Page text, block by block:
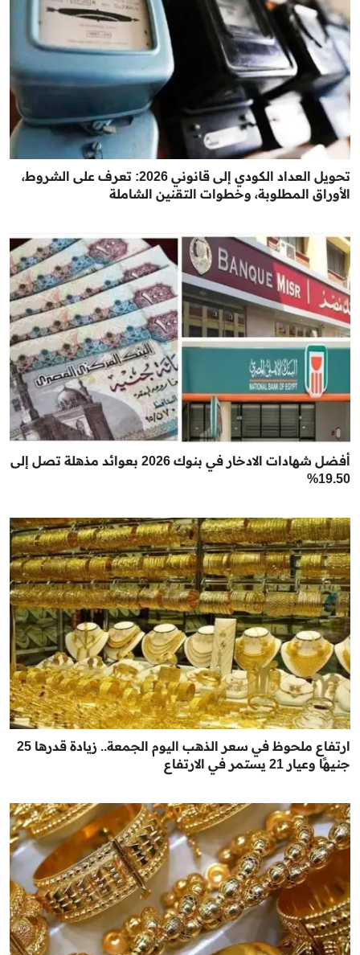
تحويل العداد الكودي إلى قانوني 2026: تعرف على الشروط،
الأوراق المطلوبة، وخطوات التقنين الشاملة
أفضل شهادات الادخار في بنوك 2026 بعوائد مذهلة تصل إلى
19.50%
ارتفاع ملحوظ في سعر الذهب اليوم الجمعة.. زيادة قدرها 25
جنيهًا وعيار 21 يستمر في الارتفاع